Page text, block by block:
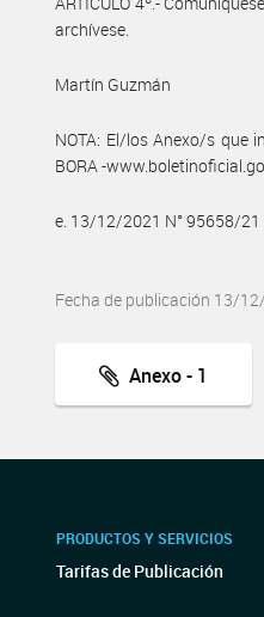
archívese.
Martín Guzmán
NOTA: El/los Anexo/s que
BORA -
e. 13/12/2021 N° 95658/
Fecha de publicación 13/
Anexo - 1
PRODUCTOS Y SERVICIOS
Tarifas de Publicación